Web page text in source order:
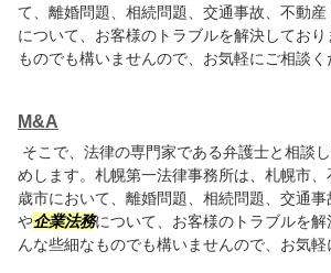
て、離婚問題、相続問題、交通事故、不動
について、お客様のトラブルを解決してお
ものでも構いませんので、お気軽にご相談く
M&A
そこで、法律の専門家である弁護士と相談
めします。札幌第一法律事務所は、札幌市
歳市において、離婚問題、相続問題、交通
や企業法務について、お客様のトラブルを
んな些細なものでも構いませんので、お気軽